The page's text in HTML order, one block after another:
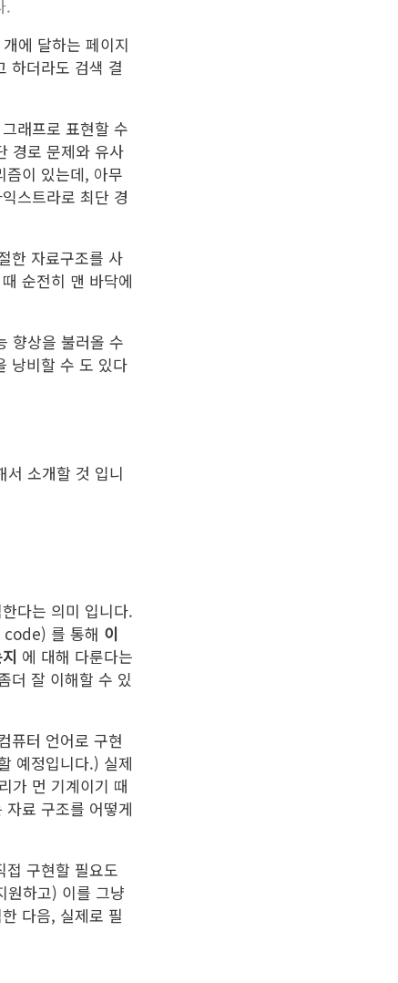
.
에 달하는 페이지
하더라도 검색 결
래프로 표현할 수
경로 문제와 유사
이 있는데, 아무
스트라로 최단 경
한 자료구조를 사
순전히 맨 바닥에
향상을 불러올 수
낭비할 수 도 있다
서 소개할 것 입니
다는 의미 입니다.
code) 를 통해 이
에 대해 다룬다는
더 잘 이해할 수 있
퓨터 언어로 구현
예정입니다.) 실제
가 먼 기계이기 때
료 구조를 어떻게
접 구현할 필요도
원하고) 이를 그냥
다음, 실제로 필